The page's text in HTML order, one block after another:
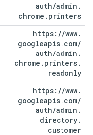
auth/admin .
chrome . printers
https: //www.
googleapis. com/
auth/admin .
chrome . printers.
readonly
https: //www.
googleapis. com/
auth/admin .
directory.
customer